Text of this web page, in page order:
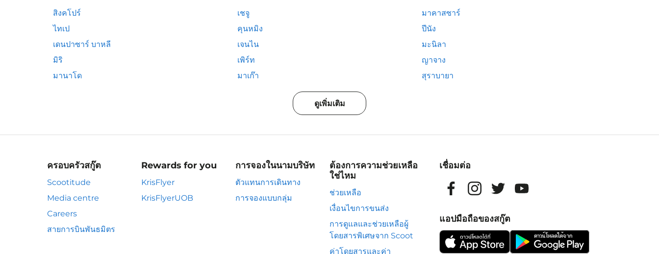
สิงคโปร์ เชจู
มาคาสซาร์
ไทเป
คุนหมิง
ปีนัง
เดนปาซาร์ บาหลี
เจนไน
มะนิลา
มิริ
เพิร์ท
ญาจาง
มานาโด
มาเก๊า สุราบายา
ดูเพิ่มเติม
ครอบครัวสกู๊ต
Scootitude
Media centre
Careers
สายการบินพันธมิตร
Rewards for you
KrisFlyer
KrisFlyerUOB
การจองในนามบริษัท
ตัวแทนการเดินทาง
การจองแบบกลุ่ม
ต้องการความช่วยเหลือ
ใช่ไหม
ช่วยเหลือ
เงื่อนไขการขนส่ง
การดูแลและช่วยเหลือผู้
โดยสารพิเศษจาก Scoot
ค่าโดยสารและค่า
เชื่อมต่อ
แอปมือถือของสกู๊ต